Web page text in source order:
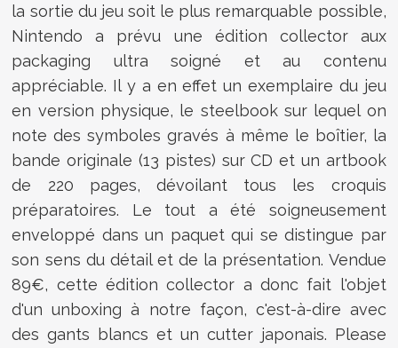
la sortie du jeu soit le plus remarquable possible,
Nintendo a prévu une édition collector aux
packaging ultra soigné et au contenu
appréciable. Il y a en effet un exemplaire du jeu
en version physique, le steelbook sur lequel on
note des symboles gravés à même le boîtier, la
bande originale (13 pistes) sur CD et un artbook
de 220 pages, dévoilant tous les croquis
préparatoires. Le tout a été soigneusement
enveloppé dans un paquet qui se distingue par
son sens du détail et de la présentation. Vendue
89€, cette édition collector a donc fait l'objet
d'un unboxing à notre façon, c'est-à-dire avec
des gants blancs et un cutter japonais. Please